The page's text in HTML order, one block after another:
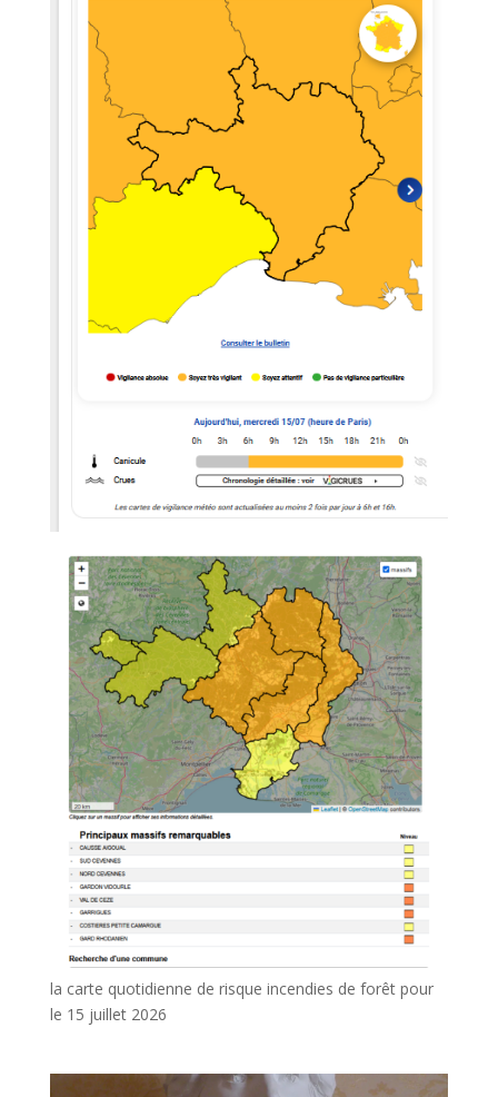
la carte quotidienne de risque incendies de forêt pour
le 15 juillet 2026